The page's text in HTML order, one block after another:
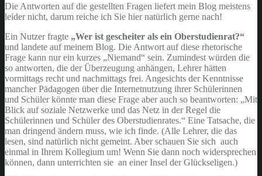
Die Antworten auf die gestellten Fragen liefert mein Blog meistens
leider nicht, darum reiche ich Sie hier natürlich gerne nach!
Ein Nutzer fragte „Wer ist gescheiter als ein Oberstudienrat?“
und landete auf meinem Blog. Die Antwort auf diese rhetorische
Frage kann nur ein kurzes „Niemand“ sein. Zumindest würden die
so antworten, die der Überzeugung anhängen, Lehrer hätten
vormittags recht und nachmittags frei. Angesichts der Kenntnisse
mancher Pädagogen über die Internetnutzung ihrer Schülerinnen
und Schüler könnte man diese Frage aber auch so beantworten: „Mit
Blick auf soziale Netzwerke und das Netz in der Regel die
Schülerinnen und Schüler des Oberstudienrates.“ Eine Tatsache, die
man dringend ändern muss, wie ich finde. (Alle Lehrer, die das
lesen, sind natürlich nicht gemeint. Aber schauen Sie sich auch
einmal in Ihrem Kollegium um! Wenn Sie dann noch widersprechen
können, dann unterrichten sie an einer Insel der Glückseligen.)